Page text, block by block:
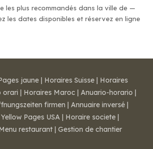
les plus recommandés dans la ville de —
les dates disponibles et réservez en ligne
jaune | Horaires Suisse | Horaires
orari | Horaires Maroc | Anuario-horario |
firmen | Annuaire inversé |
Yellow Pages USA | Horaire societe |
restaurant | Gestion de chantier